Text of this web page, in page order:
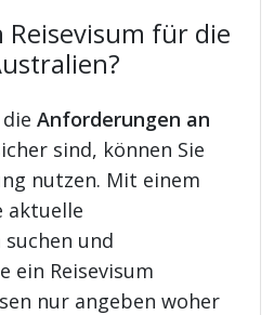
Reisevisum für die
dieAnforderungen an
sind, können Sie
nutzen. Mit einem
aktuelle
und
ein Reisevisum
nur angeben woher